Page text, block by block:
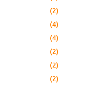
(2)
(4)
(4)
(2)
(2)
(2)